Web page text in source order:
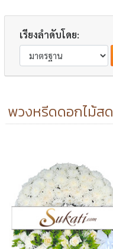
เรียงลำดับโดย:
พวงหรีดดอกไม้สด